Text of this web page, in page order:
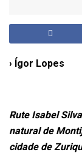
› Ígor Lopes
Rute Isabel
natural de
cidade de